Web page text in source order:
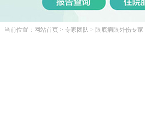
当前位置： 网站首页 > 专家团队 > 眼底病眼外伤专家